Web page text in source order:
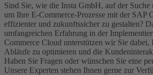
Sind Sie, wie die Insta GmbH, auf der Suche
um Ihre E-Commerce-Prozesse mit der SAP
effizienter und zukunftssicher zu gestalten?
umfangreichen Erfahrung in der
Commerce Cloud unterstützen wir Sie dabei,
Abläufe zu optimieren und die
Haben Sie Fragen oder wünschen Sie eine
Unsere Experten stehen Ihnen gerne zur